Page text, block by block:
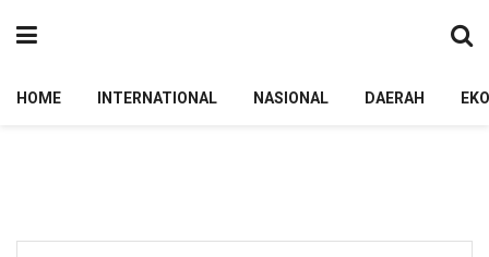
HOME INTERNATIONAL NASIONAL DAERAH